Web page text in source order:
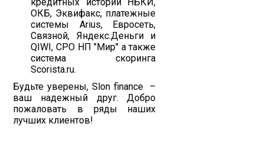
ОКБ, Эквифакс, платежные
системы Arius, Евросеть,
Связной, Яндекс.Деньги и
QIWI, СРО НП "Мир" а также
система скоринга
Scorista.ru.
Будьте уверены, Slon finance –
ваш надежный друг. Добро
пожаловать в ряды наших
лучших клиентов!